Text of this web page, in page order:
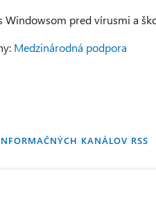
Windowsom pred vírusmi a
Medzinárodná podpora
KANÁLOV RSS